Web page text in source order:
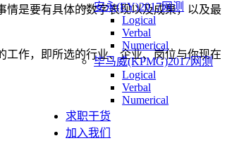
安永(EY)2017网测
Logical
Verbal
Numerical
毕马威(KPMG)2017网测
Logical
Verbal
Numerical
求职干货
加入我们
情是要有具体的数字表现以及成果，以及最
作，即所选的行业、企业、岗位与你现在